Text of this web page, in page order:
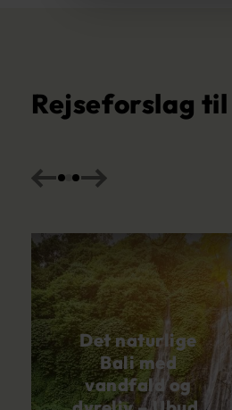
Rejseforslag
Det naturlige
Bali med
vandfald og